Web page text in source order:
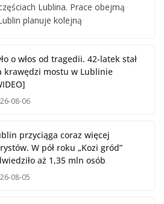
Lublina. Prace obejmą
planuje kolejną
o włos od tragedii. 42-latek stał
krawędzi mostu w Lublinie
08-06
przyciąga coraz więcej
W pół roku „Kozi gród”
aż 1,35 mln osób
08-05